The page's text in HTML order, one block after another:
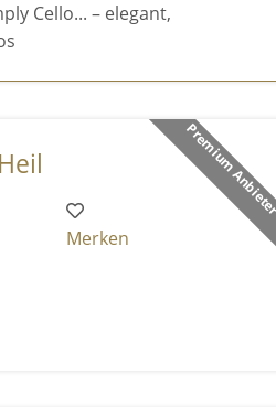
Cello... – elegant,
Premium Anbieter
Merken